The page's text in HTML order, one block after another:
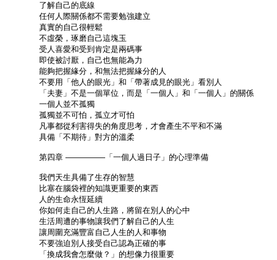
了解自己的底線
任何人際關係都不需要勉強建立
真實的自己很輕鬆
不虛榮，琢磨自己這塊玉
受人喜愛和受到肯定是兩碼事
即使被討厭，自己也無能為力
能夠把握緣分，和無法把握緣分的人
不要用「他人的眼光」和「帶著成見的眼光」看別人
「夫妻」不是一個單位，而是「一個人」和「一個人」的關係
一個人並不孤獨
孤獨並不可怕，孤立才可怕
凡事都從利害得失的角度思考，才會產生不平和不滿
具備「不期待」對方的溫柔
第四章 —————「一個人過日子」的心理準備
我們天生具備了生存的智慧
比塞在腦袋裡的知識更重要的東西
人的生命永恆延續
你如何走自己的人生路，將留在別人的心中
生活周遭的事物讓我們了解自己的人生
讓周圍充滿豐富自己人生的人和事物
不要強迫別人接受自己認為正確的事
「換成我會怎麼做？」的想像力很重要